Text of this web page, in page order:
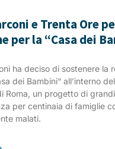
e Trenta Ore
per la “Casa dei
ha deciso di sostenere la
dei Bambini“ all’interno
Roma, un progetto di
per centinaia di famiglie
malati.